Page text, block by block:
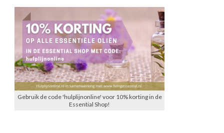
Gebruik de code 'hulplijnonline' voor 10% korting in de
Essential Shop!